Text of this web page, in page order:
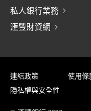
私人銀行業務
滙豐財資網
連結政策
隱私權與安全性
使用條